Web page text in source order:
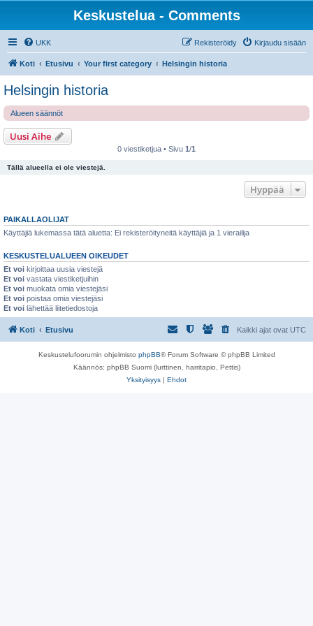
Keskustelua - Comments
UKK Kirjaudu sisään
Rekisteröidy
Koti Etusivu Your first category Helsingin historia
Helsingin historia
Alueen säännöt
Uusi Aihe
0 viestiketjua • Sivu 1/1
Tällä alueella ei ole viestejä.
Hyppää
PAIKALLAOLIJAT
Käyttäjiä lukemassa tätä aluetta: Ei rekisteröityneitä käyttäjiä ja 1 vierailija
KESKUSTELUALUEEN OIKEUDET
Et voi kirjoittaa uusia viestejä
Et voi vastata viestiketjuihin
Et voi muokata omia viestejäsi
Et voi poistaa omia viestejäsi
Et voi lähettää liitetiedostoja
Koti Etusivu Kaikki ajat ovat UTC
Keskustelufoorumin ohjelmisto phpBB® Forum Software © phpBB Limited
Käännös: phpBB Suomi (lurttinen, harritapio, Pettis)
Yksityisyys | Ehdot